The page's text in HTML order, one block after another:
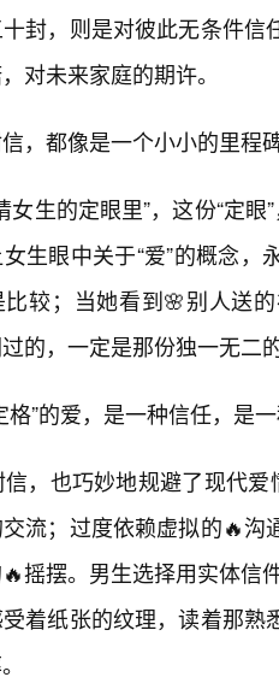
封，则是对彼此无条件
对未来家庭的期许。
，都像是一个小小的里程
女生的定眼里”，这份“定
生眼中关于“爱”的概念
较；当她看到🌸别人送
的，一定是那份独一无二
格”的爱，是一种信任，是
，也巧妙地规避了现代
流；过度依赖虚拟的🔥
摇摆。男生选择用实体信
着纸张的纹理，读着那